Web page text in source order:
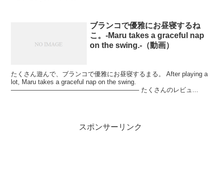
ブランコで優雅にお昼寝するね
こ。-Maru takes a graceful nap
on the swing.-（動画）
たくさん遊んで、ブランコで優雅にお昼寝するまる。 After playing a
lot, Maru takes a graceful nap on the swing.
———————————————————— たくさんのレビュ...
スポンサーリンク